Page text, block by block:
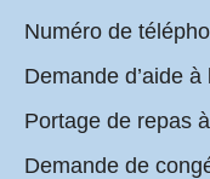
Numéro de
Demande d’aide
Portage de repas
Demande de